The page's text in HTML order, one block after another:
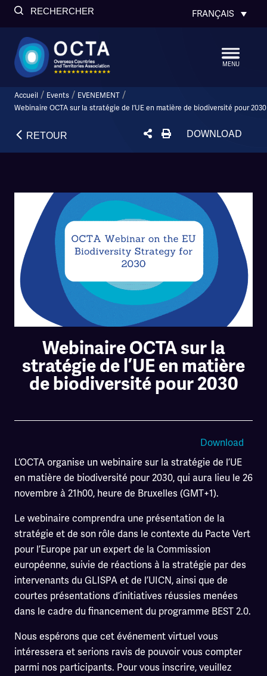
RECHERCHER FRANÇAIS
MENU
Accueil / Events / EVENEMENT /
Webinaire OCTA sur la stratégie de l’UE en matière de biodiversité pour 2030
RETOUR DOWNLOAD
Webinaire OCTA sur la
stratégie de l’UE en matière
de biodiversité pour 2030
Download
L’OCTA organise un webinaire sur la stratégie de l’UE
en matière de biodiversité pour 2030, qui aura lieu le 26
novembre à 21h00, heure de Bruxelles (GMT+1).
Le webinaire comprendra une présentation de la
stratégie et de son rôle dans le contexte du Pacte Vert
pour l’Europe par un expert de la Commission
européenne, suivie de réactions à la stratégie par des
intervenants du GLISPA et de l’UICN, ainsi que de
courtes présentations d’initiatives réussies menées
dans le cadre du financement du programme BEST 2.0.
Nous espérons que cet événement virtuel vous
intéressera et serions ravis de pouvoir vous compter
parmi nos participants. Pour vous inscrire, veuillez